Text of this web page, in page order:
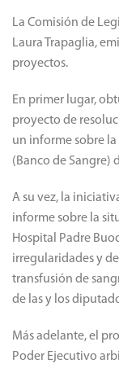
La Comisión de
Laura Trapaglia,
proyectos.
En primer lugar,
proyecto de
un informe sobre
(Banco de Sangre)
A su vez, la
informe sobre la
Hospital Padre
irregularidades y
transfusión de
de las y los
Más adelante, el
Poder Ejecutivo